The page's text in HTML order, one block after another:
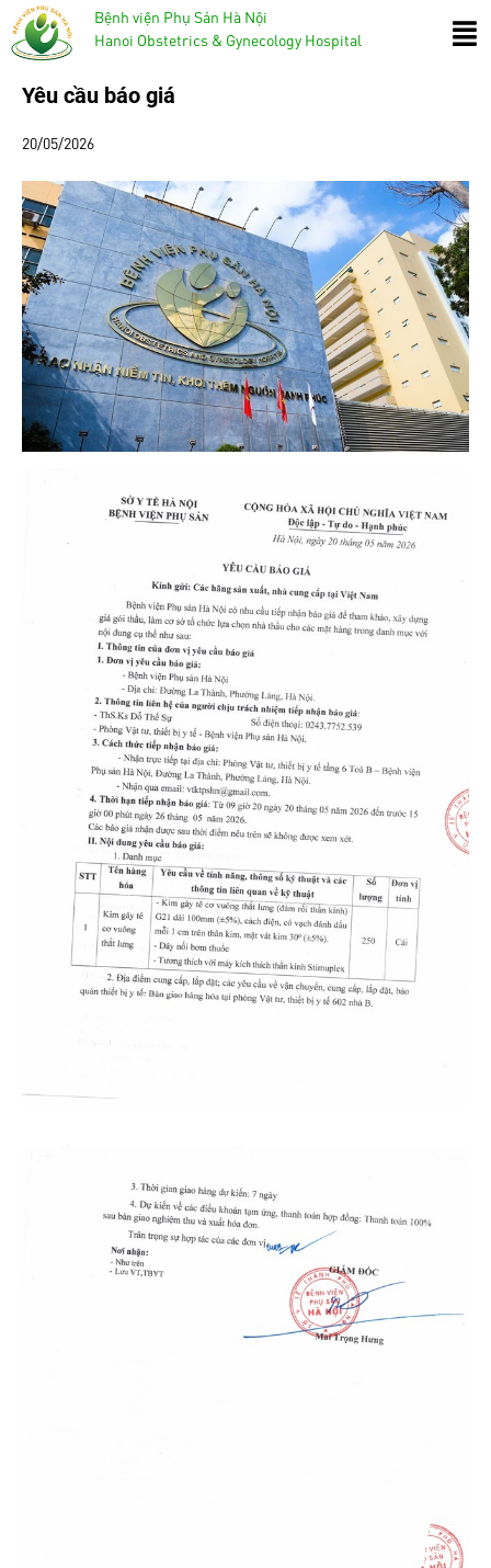
Bệnh viện Phụ Sản Hà Nội
Hanoi Obstetrics & Gynecology Hospital
Yêu cầu báo giá
20/05/2026